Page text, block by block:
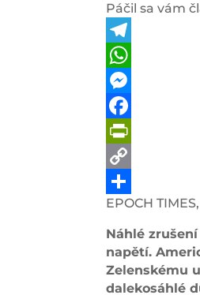
Páčil sa vám
Telegram
WhatsApp
Messenger
Facebook
PrintFriendly
Copy
Link
Share
EPOCH TIMES,
Náhlé
napětí.
Zelenskému
dalekosáhlé